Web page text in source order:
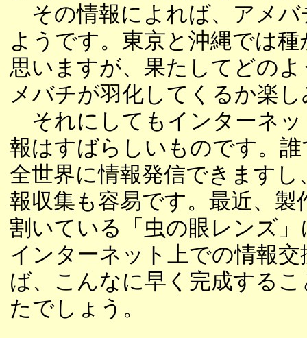
その情報によれば、アメバ
ようです。東京と沖縄では
思いますが、果たしてどの
メバチが羽化してくるか楽
それにしてもインターネッ
報はすばらしいものです。
全世界に情報発信できますし
報収集も容易です。最近、製
割いている「虫の眼レンズ
インターネット上での情報
ば、こんなに早く完成する
たでしょう。